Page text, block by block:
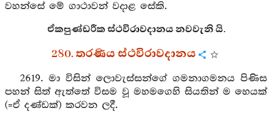
වහන්සේ මේ ගාථාවන් වදාළ සේකි.
ඒකපුණ්ඩරීක ස්ථවිරාවදානය නවවැනි යි.
280. තරණිය ස්ථවිරාවදානය
2619. මා විසින් ලොවැස්සන්ගේ ගමනාගමනය පිණිස
පහන් සිත් ඇත්තේ විසම වූ මහමගෙහි සියතින් ම හෙයක්
(=ඒ දණ්ඩක්) කරවන ලදී.